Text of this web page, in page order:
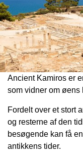
Ancient Kamiros er
som vidner om øens
Fordelt over et stort
og resterne af den
besøgende kan få
antikkens tider.